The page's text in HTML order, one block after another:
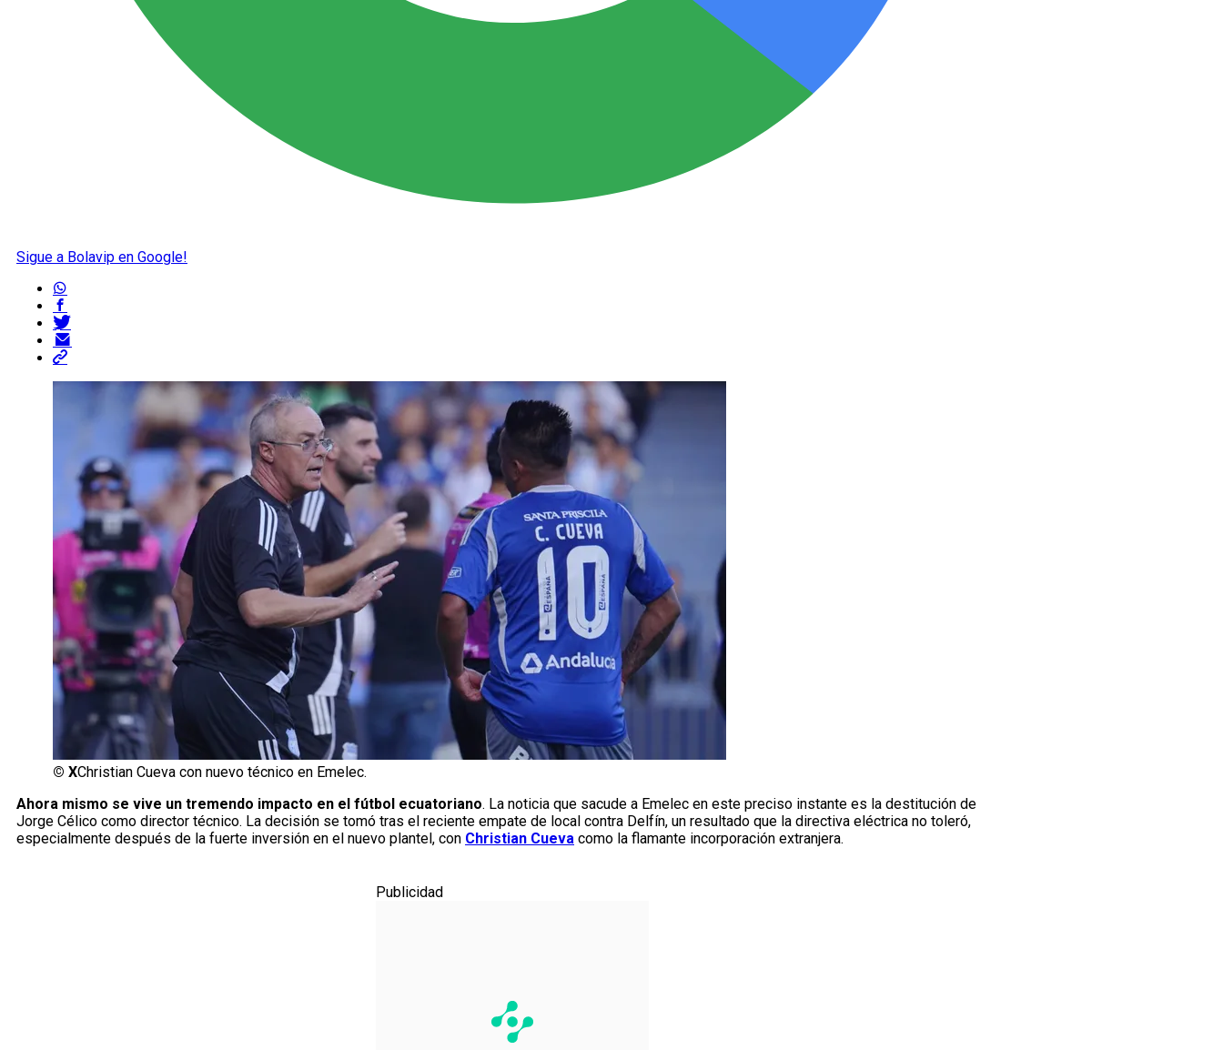
Sigue a Bolavip en Google!
© XChristian Cueva con nuevo técnico en Emelec.
Ahora mismo se vive un tremendo impacto en el fútbol ecuatoriano. La noticia que sacude a Emelec en este preciso instante es la destitución de
Jorge Célico como director técnico. La decisión se tomó tras el reciente empate de local contra Delfín, un resultado que la directiva eléctrica no toleró,
especialmente después de la fuerte inversión en el nuevo plantel, con Christian Cueva como la flamante incorporación extranjera.
Publicidad